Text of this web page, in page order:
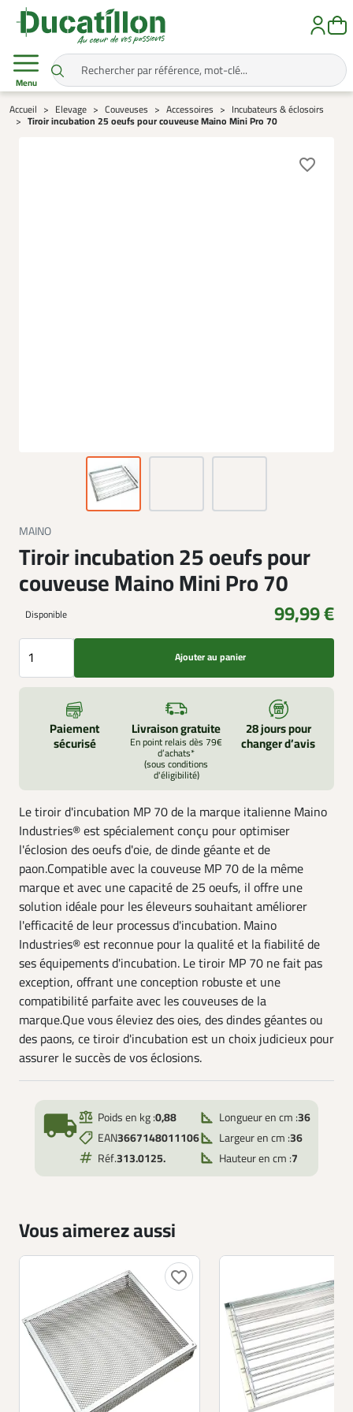
Menu
Accueil Elevage Couveuses Accessoires Incubateurs & éclosoirs
Tiroir incubation 25 oeufs pour couveuse Maino Mini Pro 70
favorite_border
MAINO
Tiroir incubation 25 oeufs pour
couveuse Maino Mini Pro 70
Disponible 99,99 €
Ajouter au panier
Paiement
sécurisé
Livraison gratuite
En point relais dès 79€
d’achats*
(sous conditions
d'éligibilité)
28 jours pour
changer d’avis
Le tiroir d'incubation MP 70 de la marque italienne Maino
Industries® est spécialement conçu pour optimiser
l'éclosion des oeufs d'oie, de dinde géante et de
paon.Compatible avec la couveuse MP 70 de la même
marque et avec une capacité de 25 oeufs, il offre une
solution idéale pour les éleveurs souhaitant améliorer
l'efficacité de leur processus d'incubation. Maino
Industries® est reconnue pour la qualité et la fiabilité de
ses équipements d'incubation. Le tiroir MP 70 ne fait pas
exception, offrant une conception robuste et une
compatibilité parfaite avec les couveuses de la
marque.Que vous éleviez des oies, des dindes géantes ou
des paons, ce tiroir d'incubation est un choix judicieux pour
assurer le succès de vos éclosions.
local_shipping Poids en kg :0,88
EAN3667148011106
Réf.313.0125.
Longueur en cm :36
Largeur en cm :36
Hauteur en cm :7
Vous aimerez aussi
favorite_border